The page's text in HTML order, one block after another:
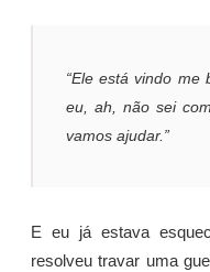
“Ele está vindo
eu, ah, não sei
vamos ajudar.”
E eu já estava
resolveu travar uma